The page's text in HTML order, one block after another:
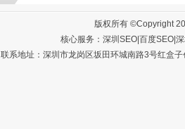
版权所有 ©Copyright
核心服务： 深圳SEO 百度SEO
联系地址：深圳市龙岗区坂田环城南路3号红盒